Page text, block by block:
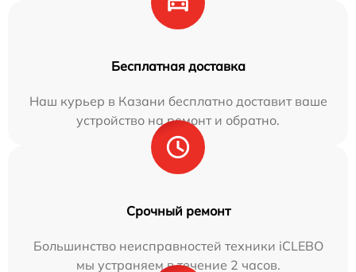
Бесплатная доставка
Наш курьер в Казани бесплатно доставит ваше
устройство на ремонт и обратно.
Срочный ремонт
Большинство неисправностей техники iCLEBO
мы устраняем в течение 2 часов.